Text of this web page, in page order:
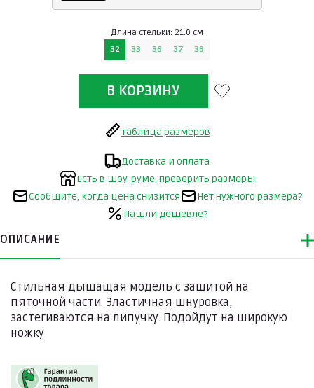
Длина стельки: 21.0 см
32
33 36 37 39
таблица размеров
Доставка и оплата
Есть в шоу-руме, проверить размеры
Сообщите, когда цена снизится
Нет нужного размера?
Нашли дешевле?
ОПИСАНИЕ
Стильная дышащая модель с защитой на
пяточной части. Эластичная шнуровка,
застегиваются на липучку. Подойдут на широкую
ножку